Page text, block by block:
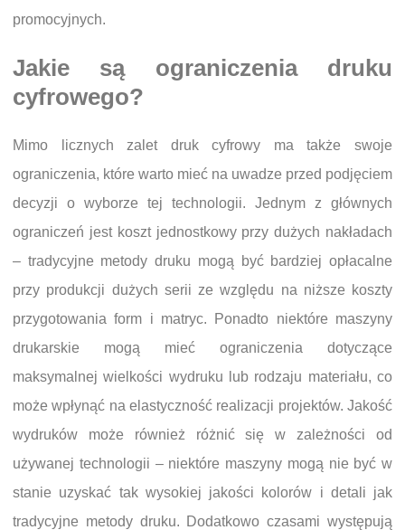
promocyjnych.
Jakie są ograniczenia druku
cyfrowego?
Mimo licznych zalet druk cyfrowy ma także swoje
ograniczenia, które warto mieć na uwadze przed podjęciem
decyzji o wyborze tej technologii. Jednym z głównych
ograniczeń jest koszt jednostkowy przy dużych nakładach
– tradycyjne metody druku mogą być bardziej opłacalne
przy produkcji dużych serii ze względu na niższe koszty
przygotowania form i matryc. Ponadto niektóre maszyny
drukarskie mogą mieć ograniczenia dotyczące
maksymalnej wielkości wydruku lub rodzaju materiału, co
może wpłynąć na elastyczność realizacji projektów. Jakość
wydruków może również różnić się w zależności od
używanej technologii – niektóre maszyny mogą nie być w
stanie uzyskać tak wysokiej jakości kolorów i detali jak
tradycyjne metody druku. Dodatkowo czasami występują